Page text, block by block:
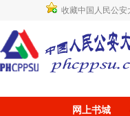
收藏中国人民公安
网上书城